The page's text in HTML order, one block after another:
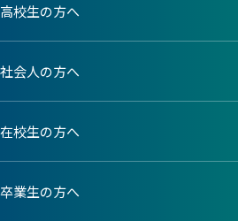
高校生の方へ
社会人の方へ
在校生の方へ
卒業生の方へ